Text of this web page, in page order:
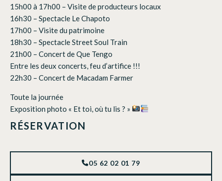
15h00 à 17h00 – Visite de producteurs locaux
16h30 – Spectacle Le Chapoto
17h00 – Visite du patrimoine
18h30 – Spectacle Street Soul Train
21h00 – Concert de Que Tengo
Entre les deux concerts, feu d’artifice !!!
22h30 – Concert de Macadam Farmer
Toute la journée
Exposition photo « Et toi, où tu lis ? »
RÉSERVATION
05 62 02 01 79